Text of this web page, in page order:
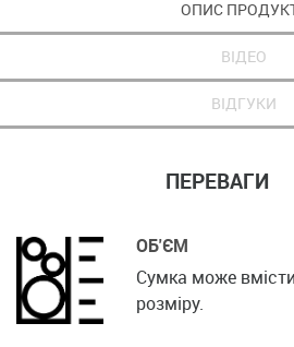
ОПИС
ВІДЕО
ВІДГУКИ
ПЕРЕВАГИ
ОБ'ЄМ
Сумка може
розміру.